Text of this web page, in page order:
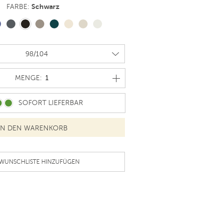
FARBE: Schwarz
MENGE: MENGE
SOFORT LIEFERBAR
HINZUFÜGEN